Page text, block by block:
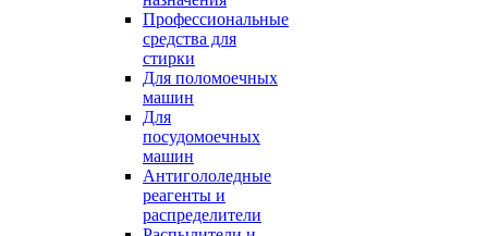
Профессиональные
средства для
стирки
Для поломоечных
машин
Для
посудомоечных
машин
Антигололедные
реагенты и
распределители